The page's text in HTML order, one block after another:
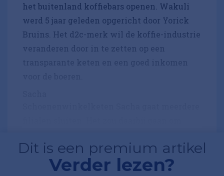
het buitenland koffiebars openen. Wakuli
werd 5 jaar geleden opgericht door Yorick
Bruins. Het d2c-merk wil de koffie-industrie
veranderen door in te zetten op een
transparante keten en een goed inkomen
Dit is een premium artikel
Verder lezen?